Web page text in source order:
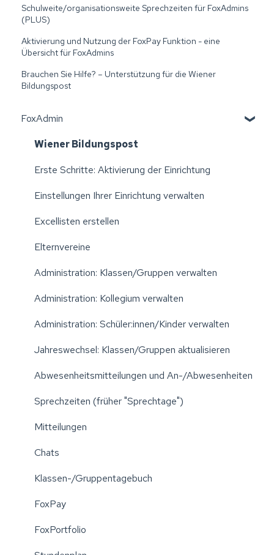
Schulweite/organisationsweite Sprechzeiten für FoxAdmins
(PLUS)
Aktivierung und Nutzung der FoxPay Funktion - eine
Übersicht für FoxAdmins
Brauchen Sie Hilfe? – Unterstützung für die Wiener
Bildungspost
FoxAdmin
Wiener Bildungspost
Erste Schritte: Aktivierung der Einrichtung
Einstellungen Ihrer Einrichtung verwalten
Excellisten erstellen
Elternvereine
Administration: Klassen/Gruppen verwalten
Administration: Kollegium verwalten
Administration: Schüler:innen/Kinder verwalten
Jahreswechsel: Klassen/Gruppen aktualisieren
Abwesenheitsmitteilungen und An-/Abwesenheiten
Sprechzeiten (früher "Sprechtage")
Mitteilungen
Chats
Klassen-/Gruppentagebuch
FoxPay
FoxPortfolio